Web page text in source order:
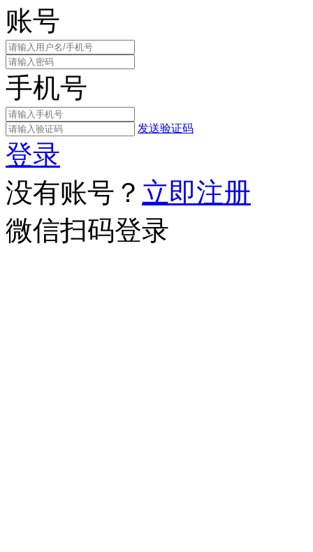
账号
手机号
发送验证码
登录
没有账号？ 立即注册
微信扫码登录